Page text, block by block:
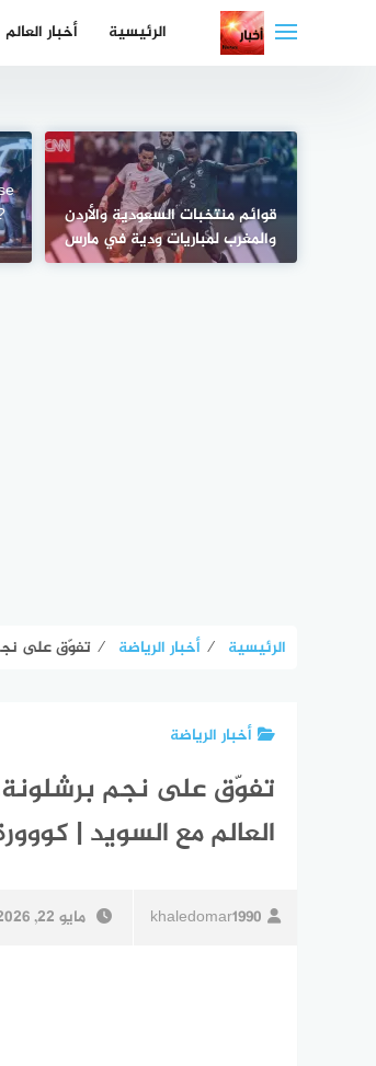
الرئيسية أخبار العالم
قوائم منتخبات السعودية والأردن
والمغرب لمباريات ودية في مارس
الرئيسية ⁄ أخبار الرياضة ⁄ تفوّق على
أخبار الرياضة
تفوّق على نجم
العالم مع السويد |
khaledomar1990 مايو 22, 2026